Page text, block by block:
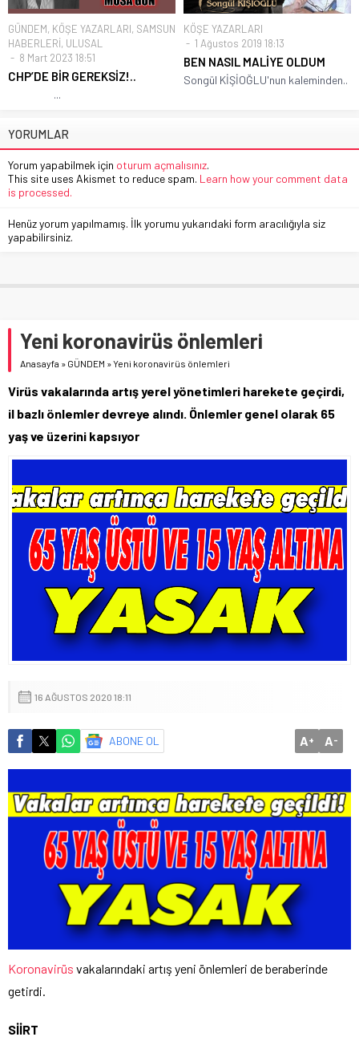
GÜNDEM, KÖŞE YAZARLARI, SAMSUN
HABERLERİ, ULUSAL
8 Mart 2023 18:51
CHP’DE BİR GEREKSİZ!..
...
KÖŞE YAZARLARI
1 Ağustos 2019 18:13
BEN NASIL MALİYE OLDUM
Songül KİŞİOĞLU'nun kaleminden..
YORUMLAR
Yorum yapabilmek için oturum açmalısınız.
This site uses Akismet to reduce spam. Learn how your comment data
is processed.
Henüz yorum yapılmamış. İlk yorumu yukarıdaki form aracılığıyla siz
yapabilirsiniz.
Yeni koronavirüs önlemleri
Anasayfa » GÜNDEM »Yeni koronavirüs önlemleri
Virüs vakalarında artış yerel yönetimleri harekete geçirdi,
il bazlı önlemler devreye alındı. Önlemler genel olarak 65
yaş ve üzerini kapsıyor
16 AĞUSTOS 2020 18:11
ABONE OL A+ A-
Koronavirüs vakalarındaki artış yeni önlemleri de beraberinde
getirdi.
SİİRT